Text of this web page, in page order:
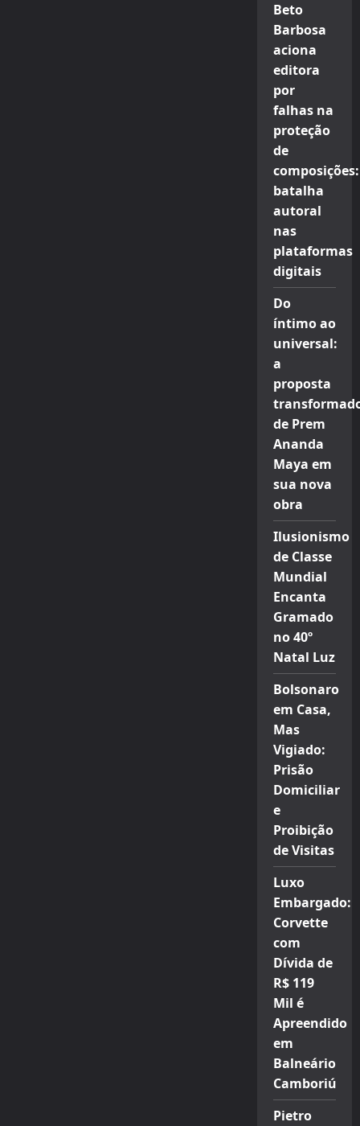
Beto
Barbosa
aciona
editora
por
falhas na
proteção
de
composições:
batalha
autoral
nas
plataformas
digitais
Do
íntimo ao
universal:
a
proposta
de Prem
Ananda
Maya em
sua nova
obra
Ilusionismo
de Classe
Mundial
Encanta
Gramado
no 40º
Natal Luz
Bolsonaro
em Casa,
Mas
Vigiado:
Prisão
Domiciliar
e
Proibição
de Visitas
Luxo
Embargado:
Corvette
com
Dívida de
R$ 119
Mil é
Apreendido
em
Balneário
Camboriú
Pietro